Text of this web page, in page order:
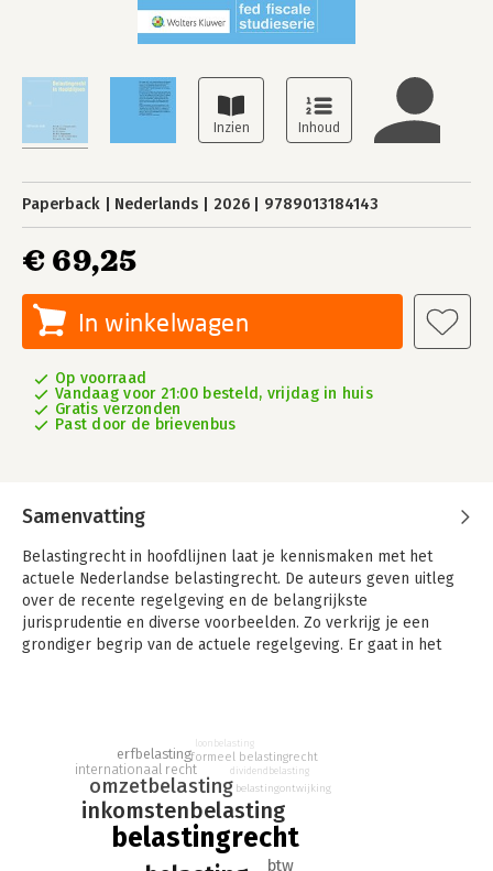
Paperback Nederlands 2026 9789013184143
€ 69,25
In winkelwagen
Op voorraad
Vandaag voor 21:00 besteld, vrijdag in huis
Gratis verzonden
Past door de brievenbus
Samenvatting
Belastingrecht in hoofdlijnen laat je kennismaken met het
actuele Nederlandse belastingrecht. De auteurs geven uitleg
over de recente regelgeving en de belangrijkste
jurisprudentie en diverse voorbeelden. Zo verkrijg je een
grondiger begrip van de actuele regelgeving. Er gaat in het
internationaal belastingrecht op hoofdlijnen besproken.
Belastingrecht in Hoofdlijnen vormt voor studenten fiscaal
recht en fiscale economie, studenten die een fiscaal gerichte
Minor volgen, studenten Accountancy en/of Controlling
uitstekend studiemateriaal om zich vertrouwd te maken met de
belastingrecht
inkomstenbelasting
omzetbelasting
btw
internationaal recht
erfbelastingformeel belastingrecht
belastingontwijking
dividendbelasting
loonbelasting